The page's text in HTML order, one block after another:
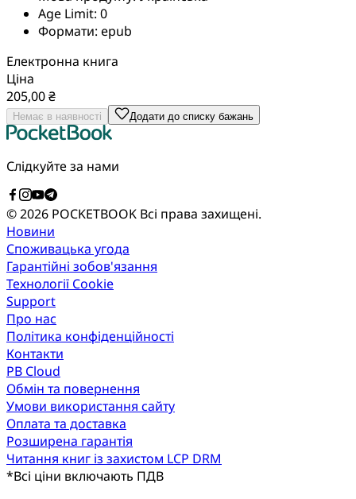
Age Limit: 0
Формати: epub
Електронна книга
Ціна
205,00 ₴
Немає в наявності Додати до списку бажань
Слідкуйте за нами
© 2026 POCKETBOOK Всі права захищені.
Новини
Споживацька угода
Гарантійні зобов'язання
Технології Cookie
Support
Про нас
Політика конфіденційності
Контакти
PB Cloud
Обмін та повернення
Умови використання сайту
Оплата та доставка
Розширена гарантія
Читання книг із захистом LCP DRM
*Всі ціни включають ПДВ